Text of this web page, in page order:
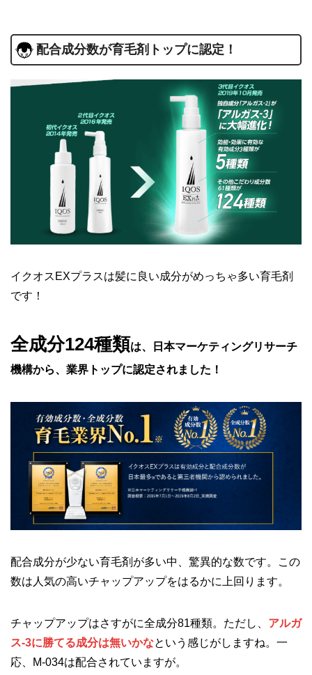
配合成分数が育毛剤トップに認定！
イクオスEXプラスは髪に良い成分がめっちゃ多い育毛剤
です！
全成分124種類は、日本マーケティングリサーチ
機構から、業界トップに認定されました！
配合成分が少ない育毛剤が多い中、驚異的な数です。この
数は人気の高いチャップアップをはるかに上回ります。
チャップアップはさすがに全成分81種類。ただし、 アルガ
ス-3に勝てる成分は無いかなという感じがしますね。一
応、M-034は配合されていますが。